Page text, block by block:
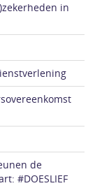
in
de
#DOESLIEF